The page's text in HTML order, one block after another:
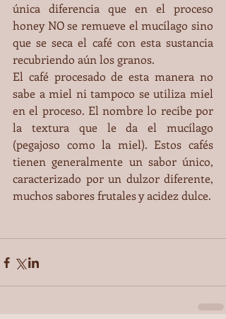
única diferencia que en el proceso
honey NO se remueve el mucílago sino
que se seca el café con esta sustancia
recubriendo aún los granos.
El café procesado de esta manera no
sabe a miel ni tampoco se utiliza miel
en el proceso. El nombre lo recibe por
la textura que le da el mucílago
(pegajoso como la miel). Estos cafés
tienen generalmente un sabor único,
caracterizado por un dulzor diferente,
muchos sabores frutales y acidez dulce.